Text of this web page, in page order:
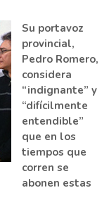
Su portavoz
provincial,
Pedro Romero,
considera
“indignante” y
“difícilmente
entendible”
que en los
tiempos que
corren se
abonen estas